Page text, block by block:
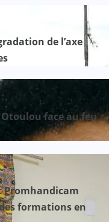
de l’axe
face au feu
Promhandicam
formations en